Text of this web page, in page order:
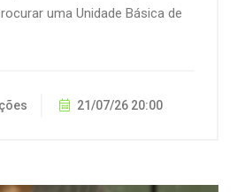
uma Unidade Básica de
21/07/26 20:00